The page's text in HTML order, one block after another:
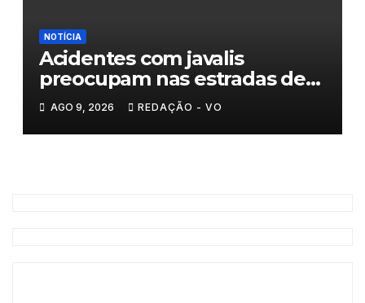
NOTÍCIA
Acidentes com javalis
preocupam nas estradas de
Trás-os-Montes
AGO 9, 2026 REDAÇÃO - VO